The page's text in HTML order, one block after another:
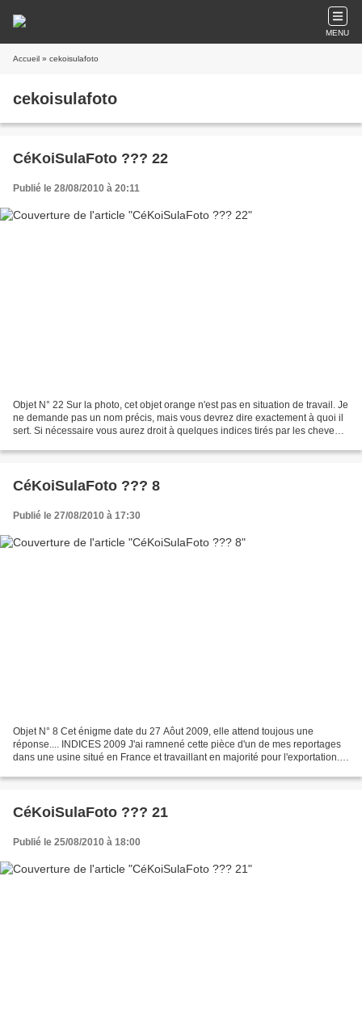
MENU
Accueil » cekoisulafoto
cekoisulafoto
CéKoiSulaFoto ??? 22
Publié le 28/08/2010 à 20:11
Objet N° 22 Sur la photo, cet objet orange n'est pas en situation de travail. Je
ne demande pas un nom précis, mais vous devrez dire exactement à quoi il
sert. Si nécessaire vous aurez droit à quelques indices tirés par les cheveux
CéKoiSulaFoto ??? 8
Publié le 27/08/2010 à 17:30
Objet N° 8 Cet énigme date du 27 Aôut 2009, elle attend toujous une
réponse.... INDICES 2009 J'ai ramnené cette pièce d'un de mes reportages
dans une usine situé en France et travaillant en majorité pour l'exportation.
CéKoiSulaFoto ??? 21
Publié le 25/08/2010 à 18:00